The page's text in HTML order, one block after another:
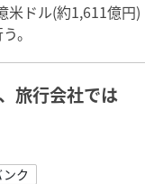
米ドル(約1,611億円)
。
旅行会社では
ク